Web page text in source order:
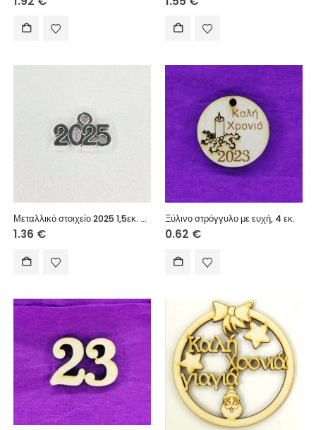
Μεταλλικό στοιχείο 2025 1,5εκ. 5τεμ.
1.36 €
Ξύλινο στρόγγυλο με ευχή, 4 εκ.
0.62 €